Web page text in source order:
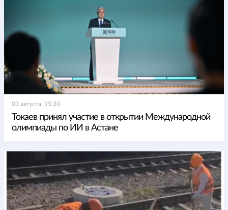
03 августа, 15:20
Токаев принял участие в открытии Международной
олимпиады по ИИ в Астане